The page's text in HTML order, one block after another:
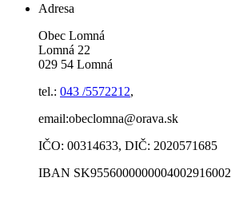
Adresa
Obec Lomná
Lomná 22
029 54 Lomná
tel.: 043 /5572212,
email:obeclomna@orava.sk
IČO: 00314633, DIČ: 2020571685
IBAN SK9556000000004002916002